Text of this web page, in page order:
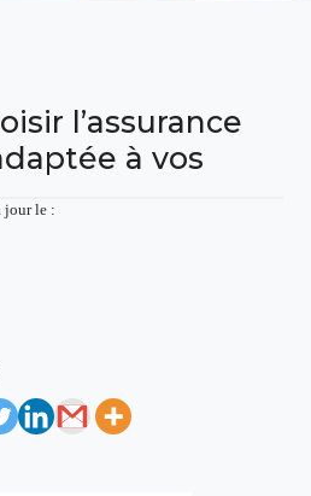
l’assurance
à vos
jour le :